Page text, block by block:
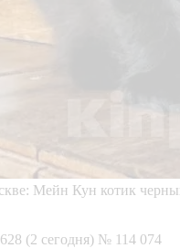
628 (2 сегодня) № 114 074